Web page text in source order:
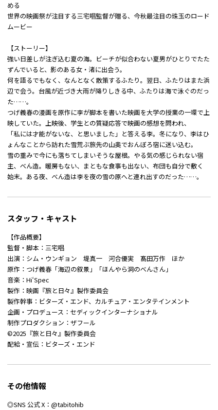
める――
世界の映画祭が注目する三宅唱監督が贈る、今秋最注目の珠玉のロード
ムービー
【ストーリー】
強い日差しが注ぎ込む夏の海。ビーチが似合わない夏男がひとりでたた
ずんでいると、影のある女・渚に出会う。
何を語るでもなく、なんとなく散策するふたり。翌日、ふたりはまた浜
辺で会う。台風が近づき大雨が降りしきる中、ふたりは海で泳ぐのだっ
た……。
つげ義春の漫画を原作に李が脚本を書いた映画を大学の授業の一環で上
映していた。上映後、学生との質疑応答で映画の感想を問われ、
「私には才能がないな、と思いました」と答える李。冬になり、李はひ
ょんなことから訪れた雪荒ぶ旅先の山奥でおんぼろ宿に迷い込む。
雪の重みで今にも落ちてしまいそうな屋根。やる気の感じられない宿
主、べん造。暖房もない、まともな食事も出ない、布団も自分で敷く
始末。ある夜、べん造は李を夜の雪の原へと連れ出すのだった……。
スタッフ・キャスト
【作品概要】
監督・脚本：三宅唱
出演：シム・ウンギョン 堤真一 河合優実 髙田万作 ほか
原作：つげ義春「海辺の叙景」「ほんやら洞のべんさん」
音楽：Hi‘Spec
製作：映画『旅と日々』製作委員会
製作幹事：ビターズ・エンド、カルチュア・エンタテインメント
企画・プロデュース：セディックインターナショナル
制作プロダクション：ザフール
©2025『旅と日々』製作委員会
配給・宣伝：ビターズ・エンド
その他情報
◎SNS 公式 X：@tabitohib